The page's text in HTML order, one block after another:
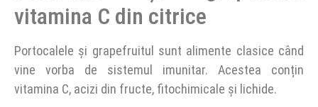
vitamina C din citrice
Portocalele și grapefruitul sunt alimente clasice când
vine vorba de sistemul imunitar. Acestea conțin
vitamina C, acizi din fructe, fitochimicale și lichide.